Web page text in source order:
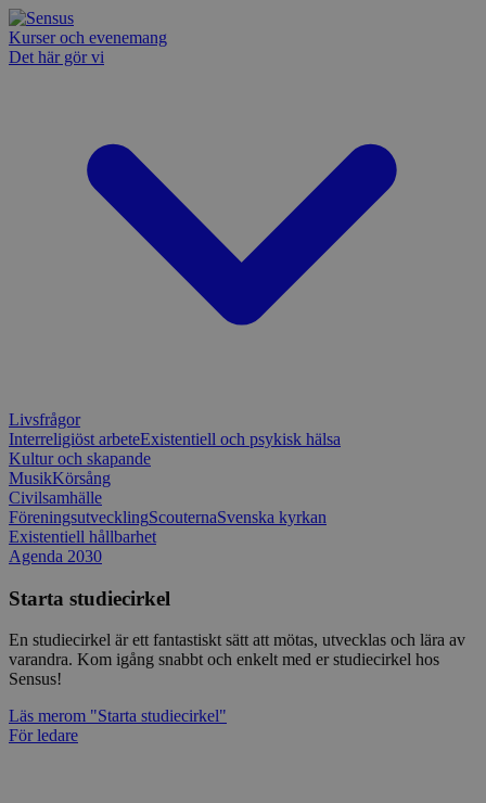
Kurser och evenemang
Det här gör vi
Livsfrågor
Interreligiöst arbeteExistentiell och psykisk hälsa
Kultur och skapande
MusikKörsång
Civilsamhälle
FöreningsutvecklingScouternaSvenska kyrkan
Existentiell hållbarhet
Agenda 2030
Starta studiecirkel
En studiecirkel är ett fantastiskt sätt att mötas, utvecklas och lära av
varandra. Kom igång snabbt och enkelt med er studiecirkel hos
Sensus!
Läs merom "Starta studiecirkel"
För ledare